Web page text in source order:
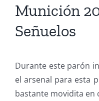
Munición
Señuelos
Durante este parón
el arsenal para esta
bastante movidita en